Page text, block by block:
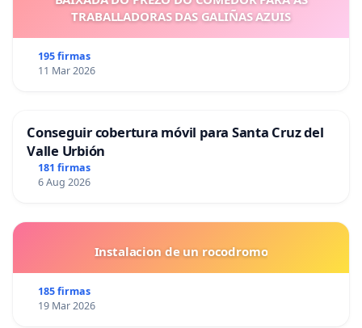
TRABALLADORAS DAS GALIÑAS AZUIS
195 firmas
11 Mar 2026
Conseguir cobertura móvil para Santa Cruz del
Valle Urbión
181 firmas
6 Aug 2026
Instalacion de un rocodromo
185 firmas
19 Mar 2026